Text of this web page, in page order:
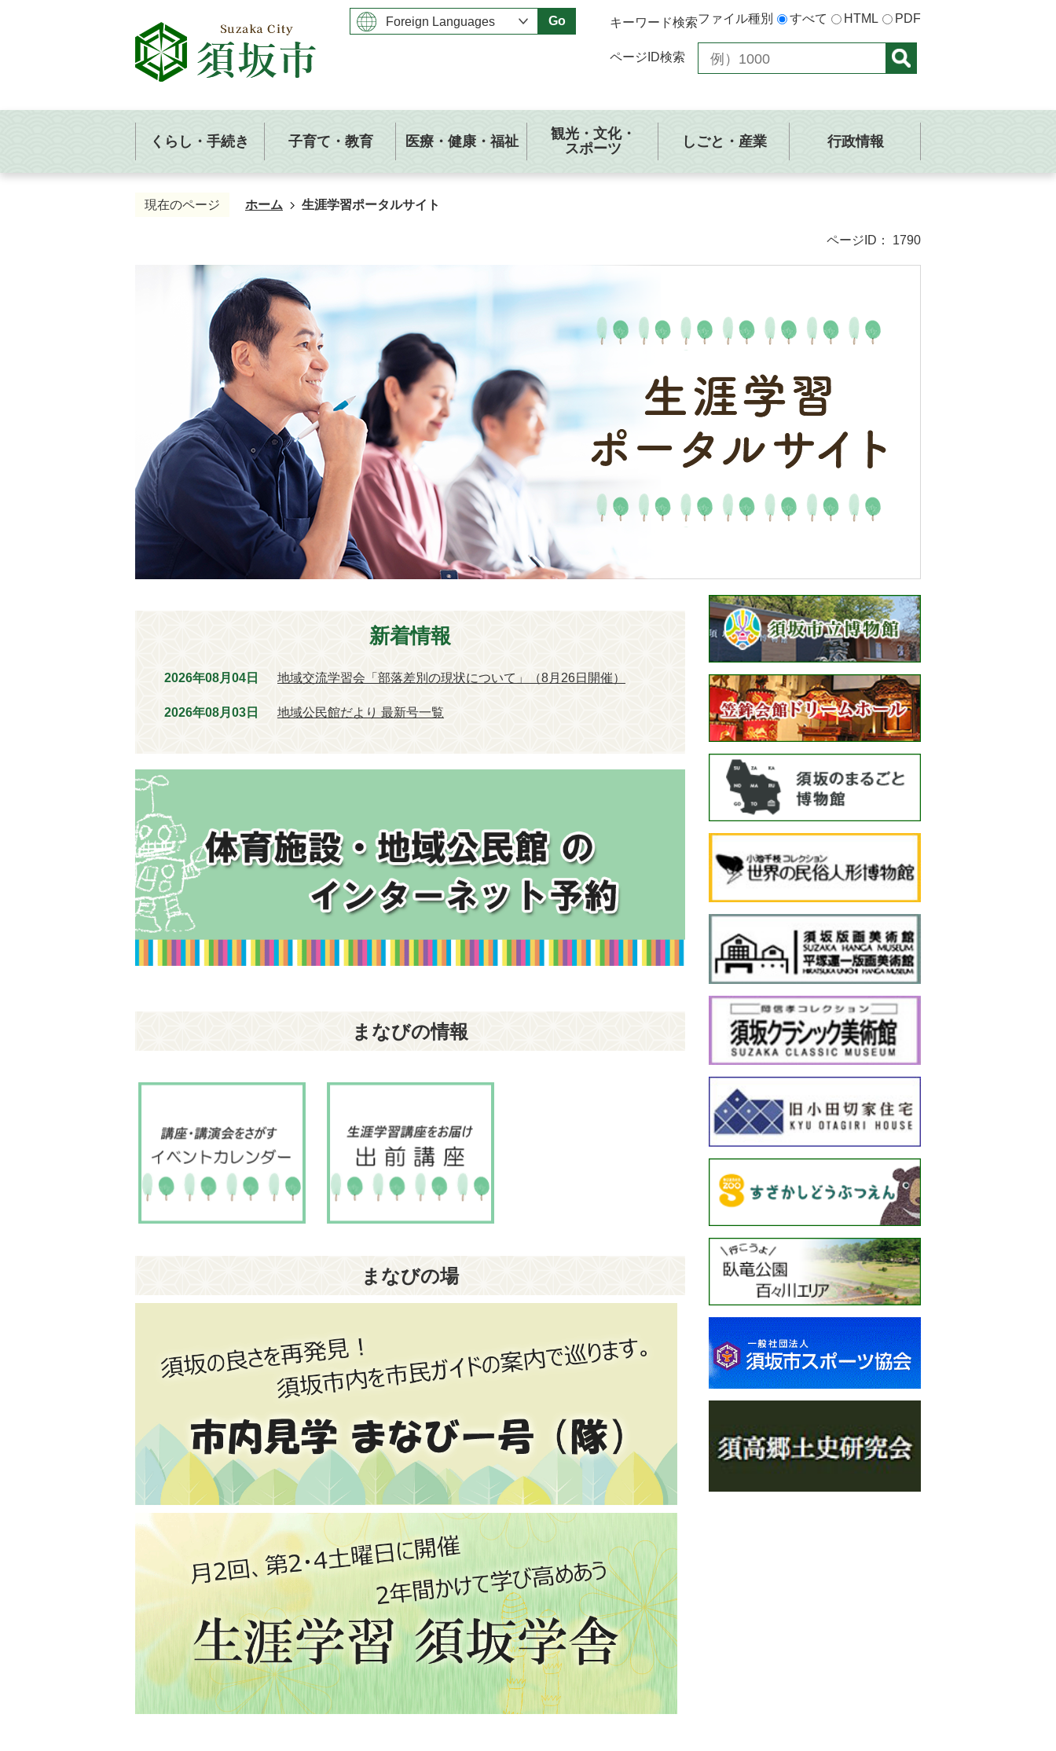
Go キーワード検索ファイル種別 すべて HTML PDF
ページID検索
くらし・手続き 子育て・教育 医療・健康・福祉
観光・文化・
スポーツ
しごと・産業 行政情報
現在のページ ホーム 生涯学習ポータルサイト
タ
ル
サ
イ
ページID： 1790
新着情報
2026年08月04日 地域交流学習会「部落差別の現状について」（8月26日開催）
2026年08月03日 地域公民館だより 最新号一覧
まなびの情報
まなびの場